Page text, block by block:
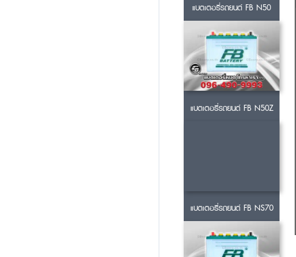
แบตเตอรี่รถยนต์ FB N50
แบตเตอรี่รถยนต์ FB N50Z
แบตเตอรี่รถยนต์ FB NS70